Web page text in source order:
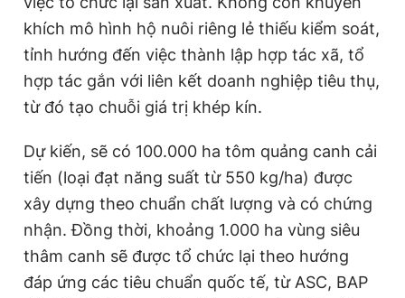
khích mô hình hộ nuôi riêng lẻ thiếu kiểm soát,
tỉnh hướng đến việc thành lập hợp tác xã, tổ
hợp tác gắn với liên kết doanh nghiệp tiêu thụ,
từ đó tạo chuỗi giá trị khép kín.
Dự kiến, sẽ có 100.000 ha tôm quảng canh cải
tiến (loại đạt năng suất từ 550 kg/ha) được
xây dựng theo chuẩn chất lượng và có chứng
nhận. Đồng thời, khoảng 1.000 ha vùng siêu
thâm canh sẽ được tổ chức lại theo hướng
đáp ứng các tiêu chuẩn quốc tế, từ ASC, BAP